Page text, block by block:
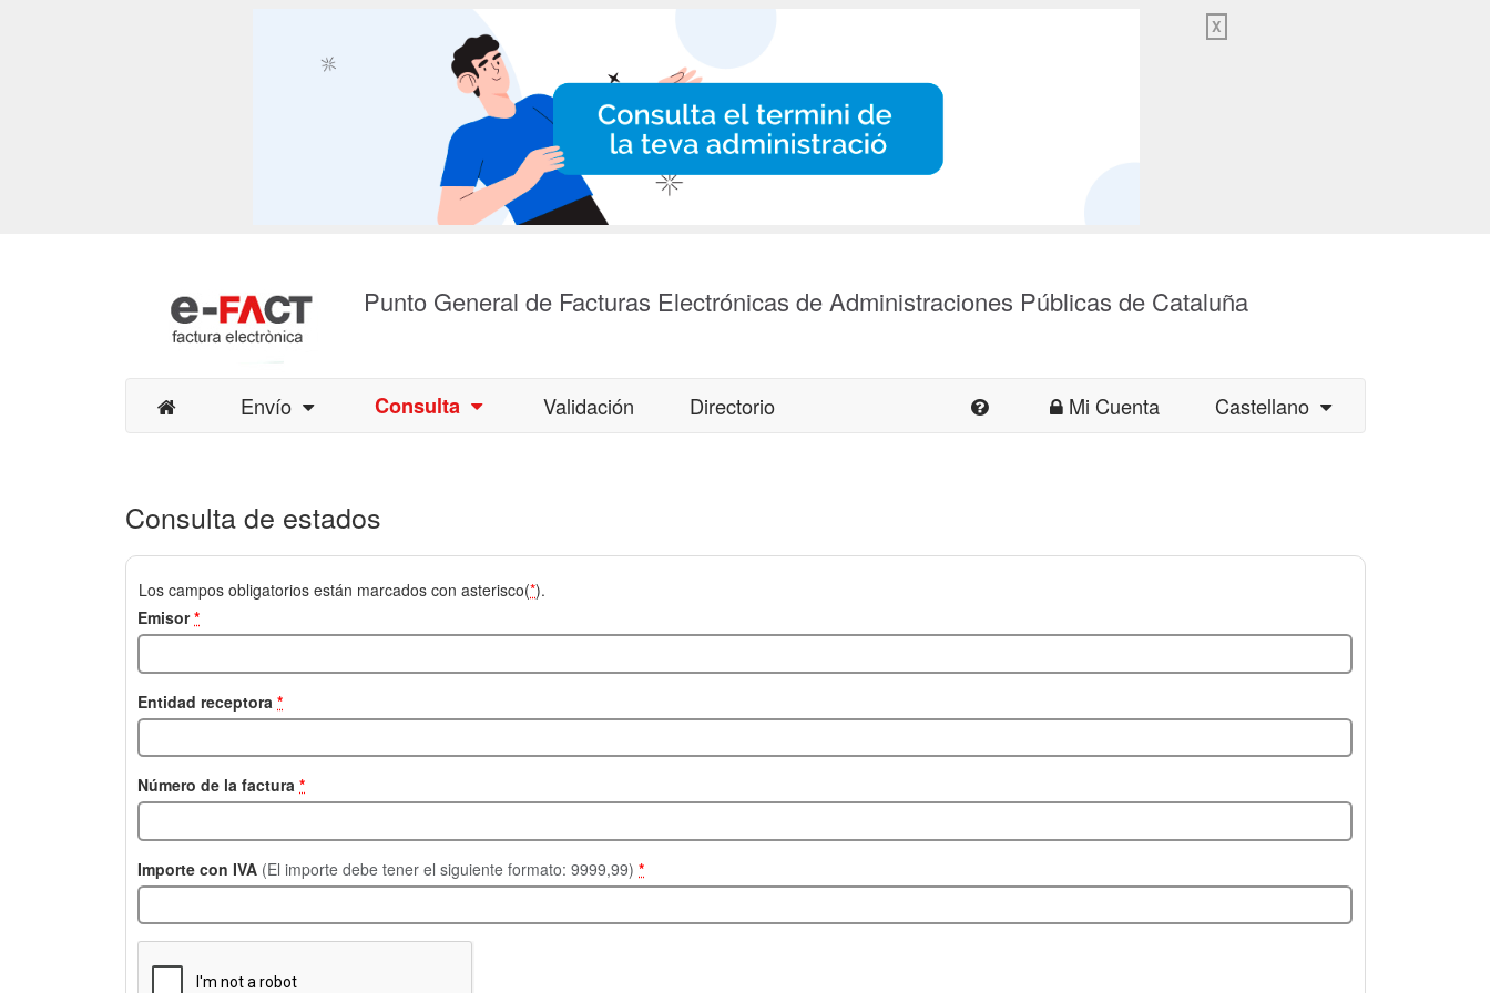
X
Punto General de Facturas Electrónicas de Administraciones Públicas de Cataluña
Envío Consulta Validación Directorio Mi Cuenta Castellano
Consulta de estados
Los campos obligatorios están marcados con asterisco(*).
Emisor*
Entidad receptora *
Número de la factura *
Importe con IVA (El importe debe tener el siguiente formato: 9999,99) *